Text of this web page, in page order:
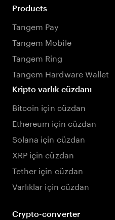
Products
Tangem Pay
Tangem Mobile
Tangem Ring
Tangem Hardware Wallet
Kripto varlık cüzdanı
Bitcoin için cüzdan
Ethereum için cüzdan
Solana için cüzdan
XRP için cüzdan
Tether için cüzdan
Varlıklar için cüzdan
Crypto-converter